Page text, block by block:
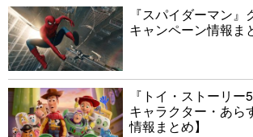
『スパイダーマン』
キャンペーン情報ま
『トイ・ストーリー
キャラクター・あら
情報まとめ】